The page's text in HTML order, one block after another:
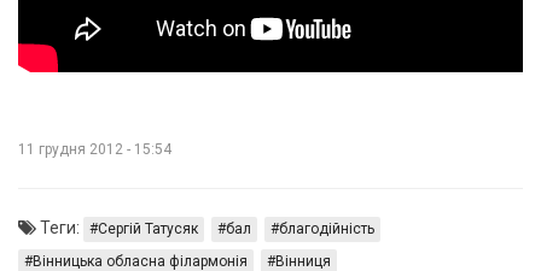
11 грудня 2012 - 15:54
Теги: Сергій Татусяк бал
благодійність
Вінницька обласна філармонія
Вінниця